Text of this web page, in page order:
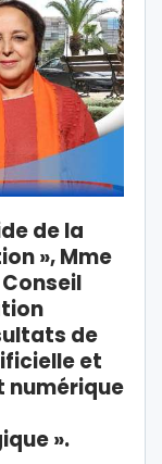
de la
», Mme
de
et
numérique
».